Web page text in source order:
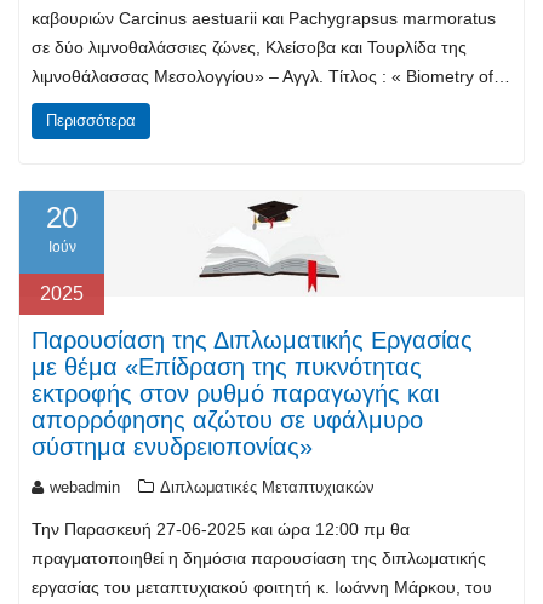
καβουριών Carcinus aestuarii και Pachygrapsus marmoratus
σε δύο λιμνοθαλάσσιες ζώνες, Κλείσοβα και Τουρλίδα της
λιμνοθάλασσας Μεσολογγίου» – Αγγλ. Τίτλος : « Biometry of…
Περισσότερα
20
Ιούν
2025
Παρουσίαση της Διπλωματικής Εργασίας
με θέμα «Επίδραση της πυκνότητας
εκτροφής στον ρυθμό παραγωγής και
απορρόφησης αζώτου σε υφάλμυρο
σύστημα ενυδρειοπονίας»
webadmin Διπλωματικές Μεταπτυχιακών
Την Παρασκευή 27-06-2025 και ώρα 12:00 πμ θα
πραγματοποιηθεί η δημόσια παρουσίαση της διπλωματικής
εργασίας του μεταπτυχιακού φοιτητή κ. Ιωάννη Μάρκου, του